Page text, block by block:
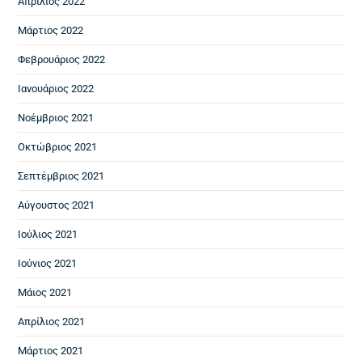
Μάρτιος 2022
Φεβρουάριος 2022
Ιανουάριος 2022
Νοέμβριος 2021
Οκτώβριος 2021
Σεπτέμβριος 2021
Αύγουστος 2021
Ιούλιος 2021
Ιούνιος 2021
Μάιος 2021
Απρίλιος 2021
Μάρτιος 2021